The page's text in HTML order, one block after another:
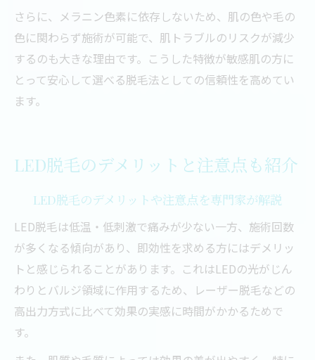
さらに、メラニン色素に依存しないため、肌の色や毛の
色に関わらず施術が可能で、肌トラブルのリスクが減少
するのも大きな理由です。こうした特徴が敏感肌の方に
とって安心して選べる脱毛法としての信頼性を高めてい
ます。
LED脱毛のデメリットと注意点も紹介
LED脱毛のデメリットや注意点を専門家が解説
LED脱毛は低温・低刺激で痛みが少ない一方、施術回数
が多くなる傾向があり、即効性を求める方にはデメリッ
トと感じられることがあります。これはLEDの光がじん
わりとバルジ領域に作用するため、レーザー脱毛などの
高出力方式に比べて効果の実感に時間がかかるためで
す。